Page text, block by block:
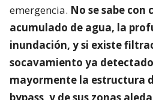
emergencia. No se sabe
acumulado de agua, la
inundación, y si existe
socavamiento ya
mayormente la estructura